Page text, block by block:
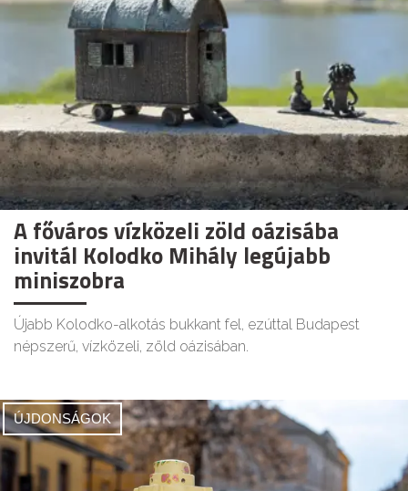
A főváros vízközeli zöld oázisába
invitál Kolodko Mihály legújabb
miniszobra
Újabb Kolodko-alkotás bukkant fel, ezúttal Budapest
népszerű, vízközeli, zöld oázisában.
ÚJDONSÁGOK